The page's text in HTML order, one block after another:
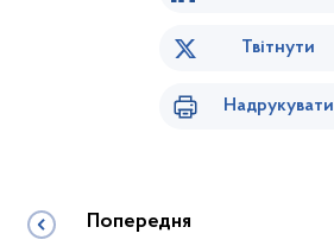
Твітнути
Надрукувати
Попередня